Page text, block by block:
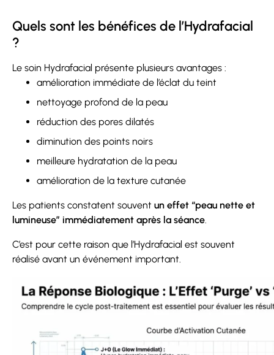
Quels sont les bénéfices de l’Hydrafacial
?
Le soin Hydrafacial présente plusieurs avantages :
amélioration immédiate de l’éclat du teint
nettoyage profond de la peau
réduction des pores dilatés
diminution des points noirs
meilleure hydratation de la peau
amélioration de la texture cutanée
Les patients constatent souvent un effet “peau nette et
lumineuse” immédiatement après la séance.
C’est pour cette raison que l’Hydrafacial est souvent
réalisé avant un événement important.